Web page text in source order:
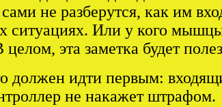
не разберутся, как им
ситуациях. Или у кого
эта заметка будет
должен идти первым:
не накажет